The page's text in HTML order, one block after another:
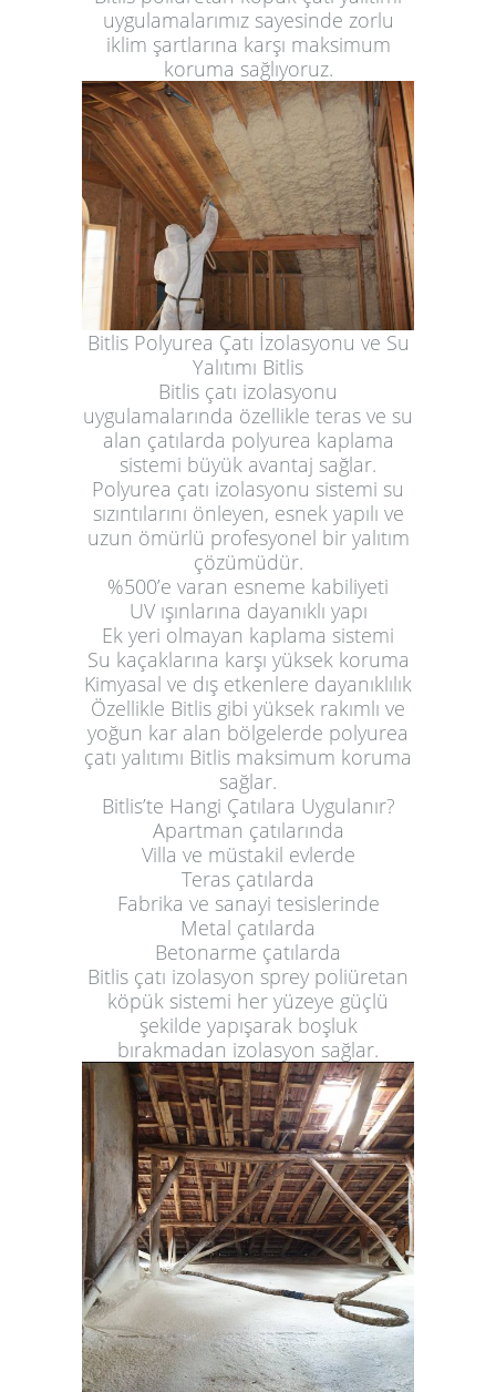
uygulamalarımız sayesinde zorlu
iklim şartlarına karşı maksimum
koruma sağlıyoruz.
Bitlis Polyurea Çatı İzolasyonu ve Su
Yalıtımı Bitlis
Bitlis çatı izolasyonu
uygulamalarında özellikle teras ve su
alan çatılarda polyurea kaplama
sistemi büyük avantaj sağlar.
Polyurea çatı izolasyonu sistemi su
sızıntılarını önleyen, esnek yapılı ve
uzun ömürlü profesyonel bir yalıtım
çözümüdür.
%500’e varan esneme kabiliyeti
UV ışınlarına dayanıklı yapı
Ek yeri olmayan kaplama sistemi
Su kaçaklarına karşı yüksek koruma
Kimyasal ve dış etkenlere dayanıklılık
Özellikle Bitlis gibi yüksek rakımlı ve
yoğun kar alan bölgelerde polyurea
çatı yalıtımı Bitlis maksimum koruma
sağlar.
Bitlis’te Hangi Çatılara Uygulanır?
Apartman çatılarında
Villa ve müstakil evlerde
Teras çatılarda
Fabrika ve sanayi tesislerinde
Metal çatılarda
Betonarme çatılarda
Bitlis çatı izolasyon sprey poliüretan
köpük sistemi her yüzeye güçlü
şekilde yapışarak boşluk
bırakmadan izolasyon sağlar.